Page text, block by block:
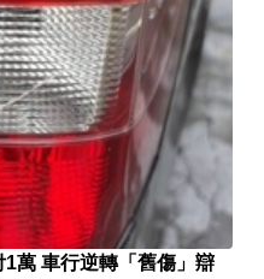
萬 車行逆轉「舊傷」辯